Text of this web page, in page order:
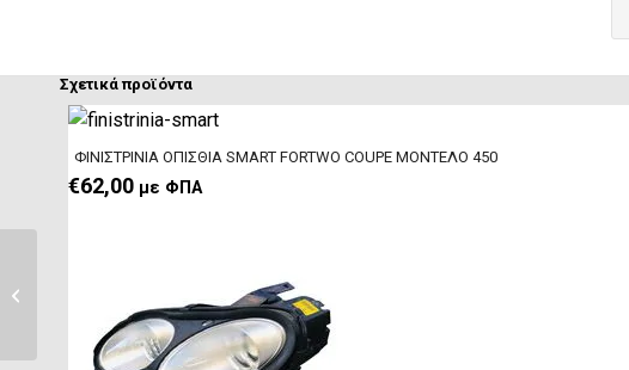
Σχετικά προϊόντα
ΦΙΝΙΣΤΡΙΝΙΑ ΟΠΙΣΘΙΑ SMART FORTWO COUPE ΜΟΝΤΕΛΟ 450
€62,00 με ΦΠΑ
SMART FORTWO
ΜΟΝΤΕΛΟ 451